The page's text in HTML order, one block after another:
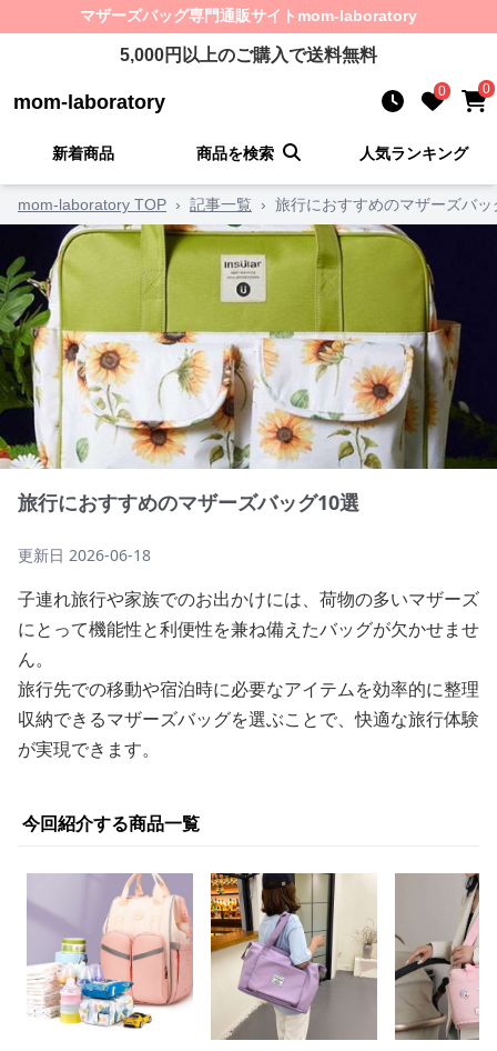
マザーズバッグ専門通販サイト mom-laboratory
5,000円以上のご購入で送料無料
mom-laboratory 0 0
新着商品 商品を検索 人気ランキング
mom-laboratory TOP › 記事一覧 › 旅行におすすめのマザーズバッ
旅行におすすめのマザーズバッグ10選
更新日 2026-06-18
子連れ旅行や家族でのお出かけには、荷物の多いマザーズ
にとって機能性と利便性を兼ね備えたバッグが欠かせませ
ん。
旅行先での移動や宿泊時に必要なアイテムを効率的に整理
収納できるマザーズバッグを選ぶことで、快適な旅行体験
が実現できます。
今回紹介する商品一覧